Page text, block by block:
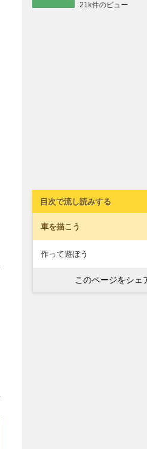
21k件のビュー
目次で流し読みする
車を描こう
作って遊ぼう
このページをシェ